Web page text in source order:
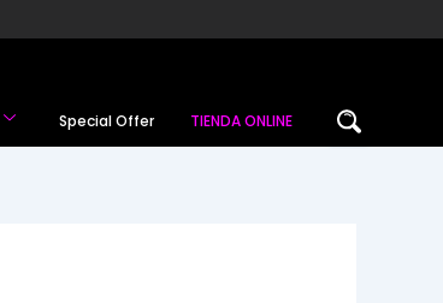
Special Offer TIENDA ONLINE